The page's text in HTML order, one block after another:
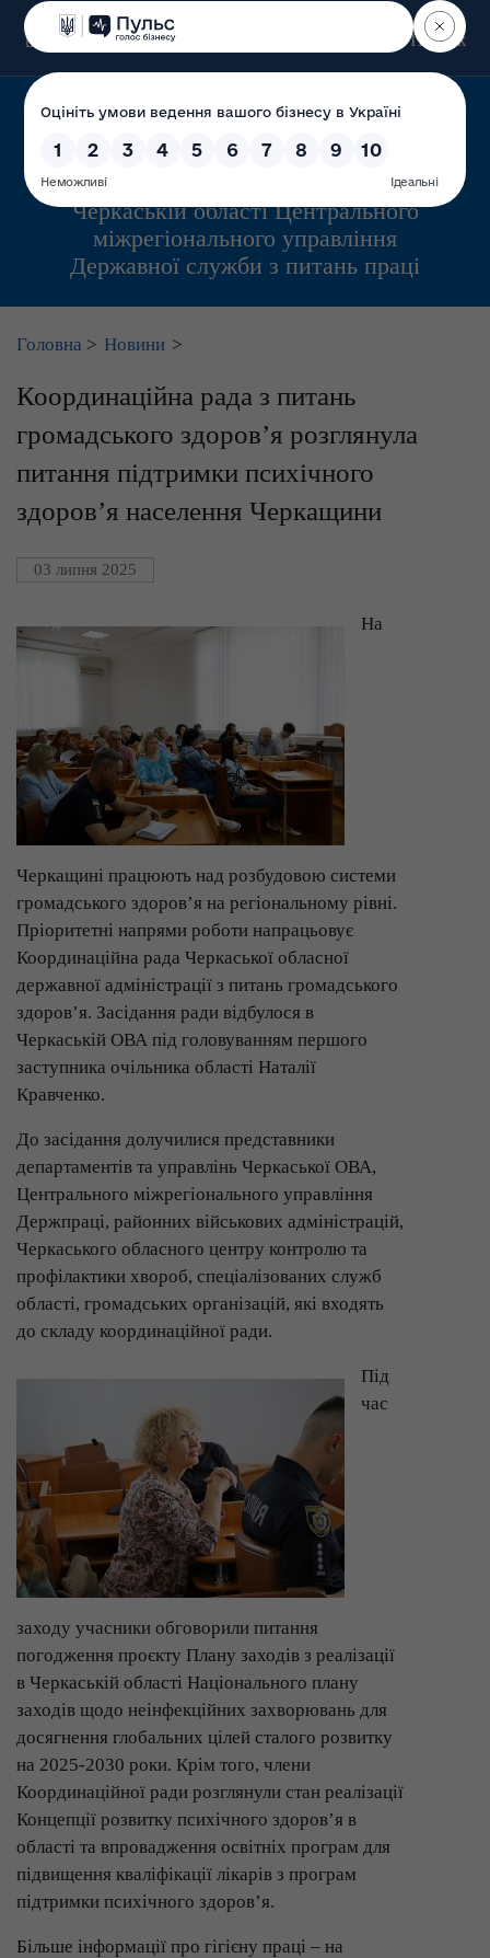
Пошук
Управління інспекційної діяльності у
Черкаській області Центрального
міжрегіонального управління
Державної служби з питань праці
Головна > Новини >
Координаційна рада з питань
громадського здоров’я розглянула
питання підтримки психічного
здоров’я населення Черкащини
03 липня 2025
На
Черкащині працюють над розбудовою системи
громадського здоров’я на регіональному рівні.
Пріоритетні напрями роботи напрацьовує
Координаційна рада Черкаської обласної
державної адміністрації з питань громадського
здоров’я. Засідання ради відбулося в
Черкаській ОВА під головуванням першого
заступника очільника області Наталії
Кравченко.
До засідання долучилися представники
департаментів та управлінь Черкаської ОВА,
Центрального міжрегіонального управління
Держпраці, районних військових адміністрацій,
Черкаського обласного центру контролю та
профілактики хвороб, спеціалізованих служб
області, громадських організацій, які входять
до складу координаційної ради.
Під
час
заходу учасники обговорили питання
погодження проєкту Плану заходів з реалізації
в Черкаській області Національного плану
заходів щодо неінфекційних захворювань для
досягнення глобальних цілей сталого розвитку
на 2025-2030 роки. Крім того, члени
Координаційної ради розглянули стан реалізації
Концепції розвитку психічного здоров’я в
області та впровадження освітніх програм для
підвищення кваліфікації лікарів з програм
підтримки психічного здоров’я.
Більше інформації про гігієну праці – на